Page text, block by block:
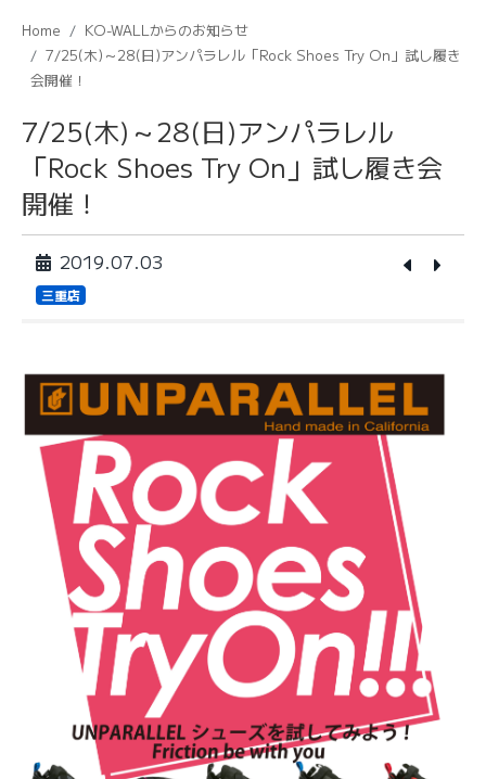
Home
KO-WALLからのお知らせ
7/25(木)～28(日)アンパラレル「Rock Shoes Try On」試し履き
会開催！
7/25(木)～28(日)アンパラレル
「Rock Shoes Try On」試し履き会
開催！
2019.07.03
三重店